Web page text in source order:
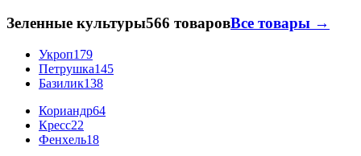
Зеленные культуры566 товаровВсе товары →
Укроп179
Петрушка145
Базилик138
Кориандр64
Кресс22
Фенхель18